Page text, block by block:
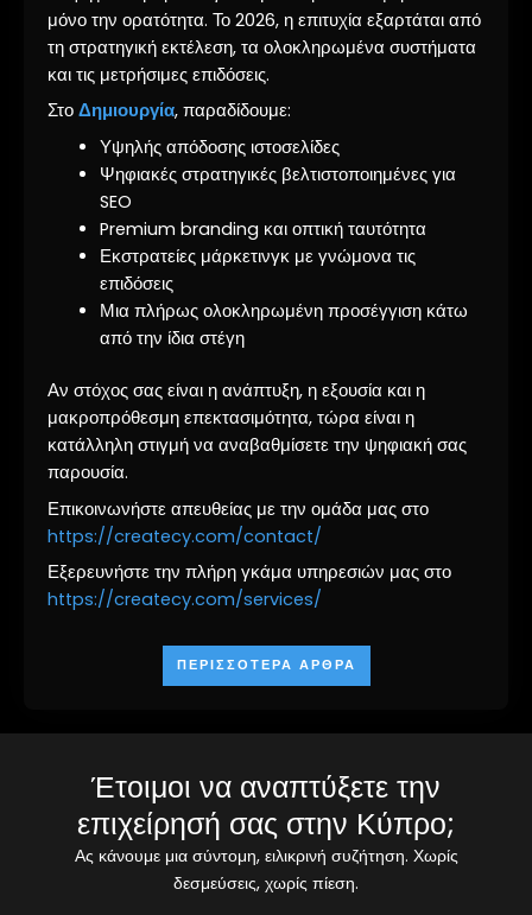
μόνο την ορατότητα. Το 2026, η επιτυχία εξαρτάται από
τη στρατηγική εκτέλεση, τα ολοκληρωμένα συστήματα
και τις μετρήσιμες επιδόσεις.
Στο Δημιουργία, παραδίδουμε:
Υψηλής απόδοσης ιστοσελίδες
Ψηφιακές στρατηγικές βελτιστοποιημένες για
SEO
Premium branding και οπτική ταυτότητα
Εκστρατείες μάρκετινγκ με γνώμονα τις
επιδόσεις
Μια πλήρως ολοκληρωμένη προσέγγιση κάτω
από την ίδια στέγη
Αν στόχος σας είναι η ανάπτυξη, η εξουσία και η
μακροπρόθεσμη επεκτασιμότητα, τώρα είναι η
κατάλληλη στιγμή να αναβαθμίσετε την ψηφιακή σας
παρουσία.
Επικοινωνήστε απευθείας με την ομάδα μας στο
https://createcy.com/contact/
Εξερευνήστε την πλήρη γκάμα υπηρεσιών μας στο
https://createcy.com/services/
ΠΕΡΙΣΣΌΤΕΡΑ ΆΡΘΡΑ
Έτοιμοι να αναπτύξετε την
επιχείρησή σας στην Κύπρο;
Ας κάνουμε μια σύντομη, ειλικρινή συζήτηση. Χωρίς
δεσμεύσεις, χωρίς πίεση.